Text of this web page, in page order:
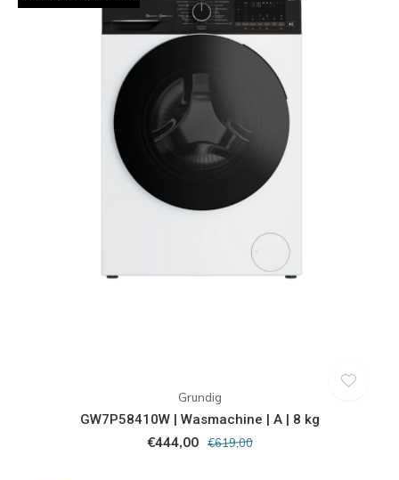
Grundig
GW7P58410W | Wasmachine | A | 8 kg
€444,00 €619,00